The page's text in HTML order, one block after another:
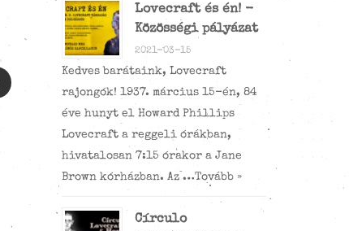
Lovecraft és én! -
Közösségi pályázat
2021-03-15
Kedves barátaink, Lovecraft
rajongók! 1937. március 15-én, 84
éve hunyt el Howard Phillips
Lovecraft a reggeli órákban,
hivatalosan 7:15 órakor a Jane
Brown kórházban. Az …Tovább »
Círculo